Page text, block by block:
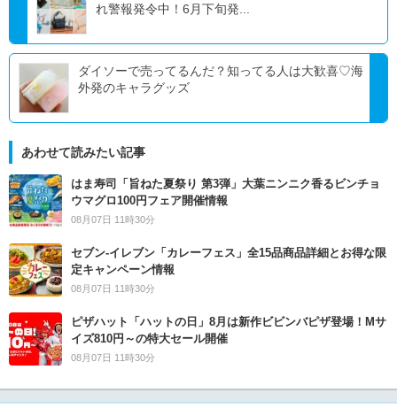
れ警報発令中！6月下旬発...
ダイソーで売ってるんだ？知ってる人は大歓喜♡海
外発のキャラグッズ
あわせて読みたい記事
はま寿司「旨ねた夏祭り 第3弾」大葉ニンニク香るビンチョ
ウマグロ100円フェア開催情報
08月07日 11時30分
セブン‐イレブン「カレーフェス」全15品商品詳細とお得な限
定キャンペーン情報
08月07日 11時30分
ピザハット「ハットの日」8月は新作ビビンバピザ登場！Mサ
イズ810円～の特大セール開催
08月07日 11時30分